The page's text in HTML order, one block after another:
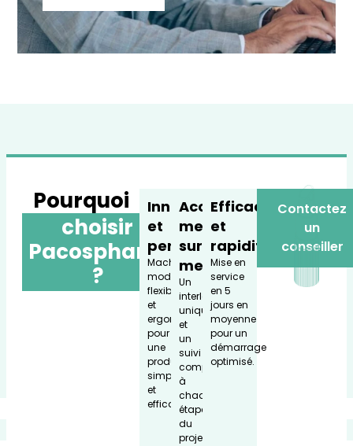
Pourquoi
choisir
Pacospharm
?
Innovation
et
performance
Machines
modulaires,
flexibles
et
ergonomiques
pour
une
production
simple
et
efficace.
Accompagne
ment
sur
mesure
Un
interlocuteur
unique
et
un
suivi
complet
à
chaque
étape
du
projet.
Efficacité
et
rapidité
Mise en
service
en 5
jours en
moyenne
pour un
démarrage
optimisé.
Contactez
un
conseiller